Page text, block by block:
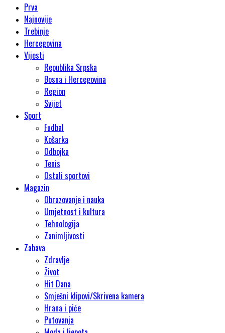
Prva
Najnovije
Trebinje
Hercegovina
Vijesti
Republika Srpska
Bosna i Hercegovina
Region
Svijet
Sport
Fudbal
Košarka
Odbojka
Tenis
Ostali sportovi
Magazin
Obrazovanje i nauka
Umjetnost i kultura
Tehnologija
Zanimljivosti
Zabava
Zdravlje
Život
Hit Dana
Smješni klipovi/Skrivena kamera
Hrana i piće
Putovanja